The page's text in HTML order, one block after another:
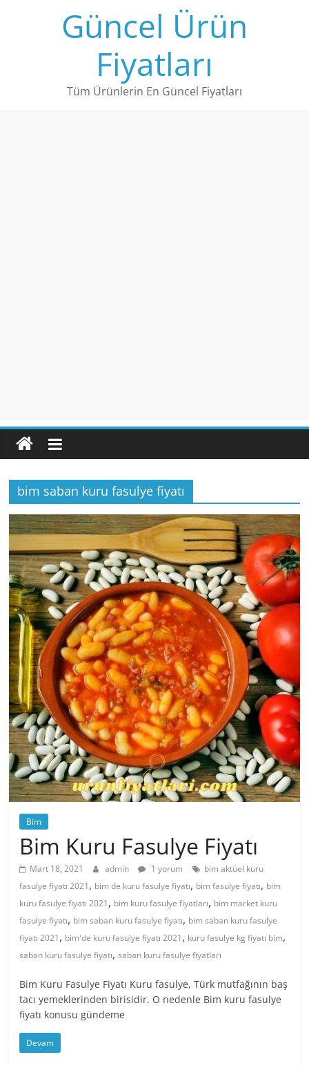
Güncel Ürün
Fiyatları
Tüm Ürünlerin En Güncel Fiyatları
bim saban kuru fasulye fiyatı
Bim
Bim Kuru Fasulye Fiyatı
Mart 18, 2021 admin 1 yorum
bim aktüel kuru
fasulye fiyatı 2021, bim de kuru fasulye fiyatı, bim fasulye fiyatı, bim
kuru fasulye fiyatı 2021, bim kuru fasulye fiyatları, bim market kuru
fasulye fiyatı, bim saban kuru fasulye fiyatı, bim saban kuru fasulye
fiyatı 2021, bim'de kuru fasulye fiyatı 2021, kuru fasulye kg fiyatı bim,
saban kuru fasulye fiyatı,saban kuru fasulye fiyatları
Bim Kuru Fasulye Fiyatı Kuru fasulye, Türk mutfağının baş
tacı yemeklerinden birisidir. O nedenle Bim kuru fasulye
fiyatı konusu gündeme
Devam